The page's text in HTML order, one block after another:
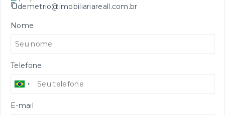
demetrio@imobiliariareall.com.br
Nome
Telefone
E-mail